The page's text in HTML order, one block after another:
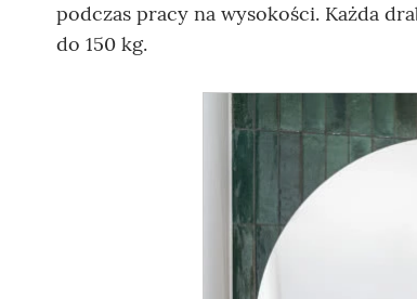
podczas pracy na wysokości. Każda
do 150 kg.